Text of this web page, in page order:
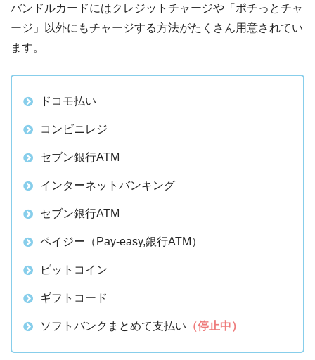
バンドルカードにはクレジットチャージや「ポチっとチャ
ージ」以外にもチャージする方法がたくさん用意されてい
ます。
ドコモ払い
コンビニレジ
セブン銀行ATM
インターネットバンキング
セブン銀行ATM
ペイジー（Pay-easy,銀行ATM）
ビットコイン
ギフトコード
ソフトバンクまとめて支払い （停止中）